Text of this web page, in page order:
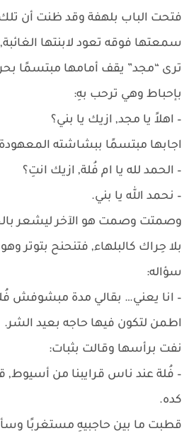
فتحت الباب بلهفة وقد ظنت أن تلك
سمعتها فوقه تعود لابنتها
ترى “مجد” يقف أمامها مبتسمًا
بإحباط وهي ترحب بهِ:
– اهلاً يا مجد, ازيك يا بني؟
اجابها مبتسمًا ببشاشته
– الحمد لله يا ام فُلة, ازيك انتِ؟
– نحمد الله يا بني.
وصمتت وصمت هو الآخر ليشعر
بلا حِراك كالبلهاء, فتنحنح بتوتر
سؤاله:
– انا يعني… بقالي مدة مبشوفش
اطمن لتكون فيها حاجه بعيد الشر.
نفت برأسها وقالت بثبات:
– فُلة عند ناس قرايبنا من أسيوط,
كده.
قطبت ما بين حاجبيهِ مستغربًا